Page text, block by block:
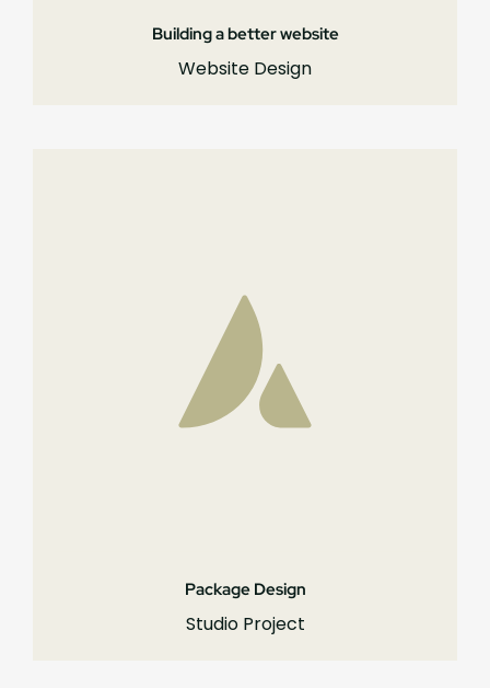
Building a better website
Website Design
Package Design
Studio Project